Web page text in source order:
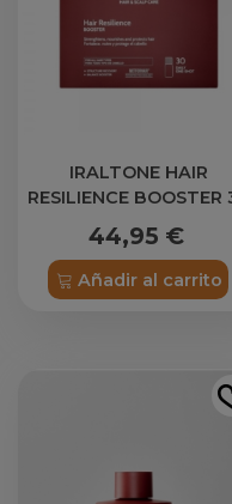
IRALTONE HAIR
RESILIENCE BOOSTER
44,95 €
Añadir al carrito